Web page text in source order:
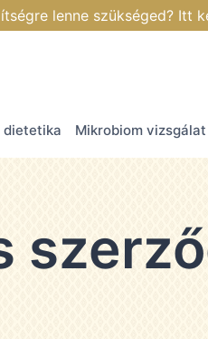
lenne szükséged? Itt
dietetika Mikrobiom vizsgálat